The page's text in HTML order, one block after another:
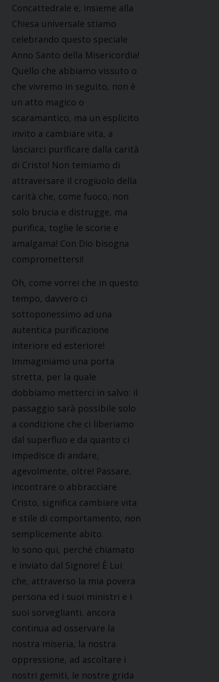
Concattedrale e, insieme alla
Chiesa universale stiamo
celebrando questo speciale
Anno Santo della Misericordia!
Quello che abbiamo vissuto o
che vivremo in seguito, non è
un atto magico o
scaramantico, ma un esplicito
invito a cambiare vita, a
lasciarci purificare dalla carità
di Cristo! Non temiamo di
attraversare il crogiuolo della
carità che, come fuoco, non
solo brucia e distrugge, ma
purifica, toglie le scorie e
amalgama! Con Dio bisogna
compromettersi!
Oh, come vorrei che in questo
tempo, davvero ci
sottoponessimo ad una
autentica purificazione
interiore ed esteriore!
Immaginiamo una porta
stretta, per la quale
dobbiamo metterci in salvo: il
passaggio sarà possibile solo
a condizione che ci liberiamo
dal superfluo e da quanto ci
impedisce di andare,
agevolmente, oltre! Passare,
incontrare o abbracciare
Cristo, significa cambiare vita
e stile di comportamento, non
semplicemente abito.
Io sono qui, perché chiamato
e inviato dal Signore! È Lui
che, attraverso la mia povera
persona ed i suoi ministri e i
suoi sorveglianti, ancora
continua ad osservare la
nostra miseria, la nostra
oppressione, ad ascoltare i
nostri gemiti, le nostre grida